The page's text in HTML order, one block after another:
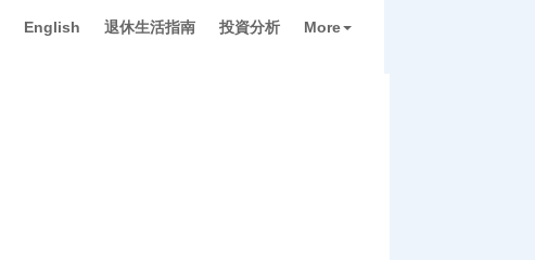
English 退休生活指南 投資分析 More